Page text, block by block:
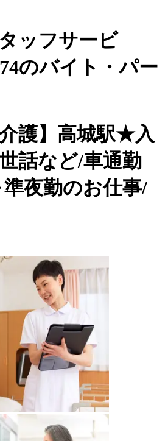
ッフサービ
のバイト・パー
介護】高城駅★入
話など/車通勤
夜勤のお仕事/